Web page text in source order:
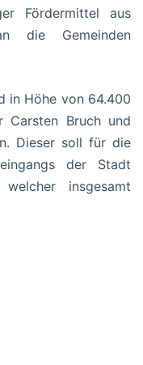
Fördermittel aus
die Gemeinden
in Höhe von 64.400
Carsten Bruch und
Dieser soll für die
der Stadt
insgesamt